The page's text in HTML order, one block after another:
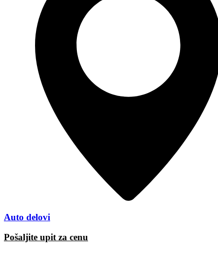
Auto delovi
Pošaljite upit za cenu